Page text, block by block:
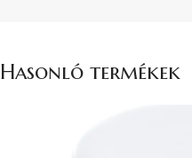
Hasonló termékek